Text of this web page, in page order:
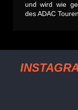
und wird wie
des ADAC